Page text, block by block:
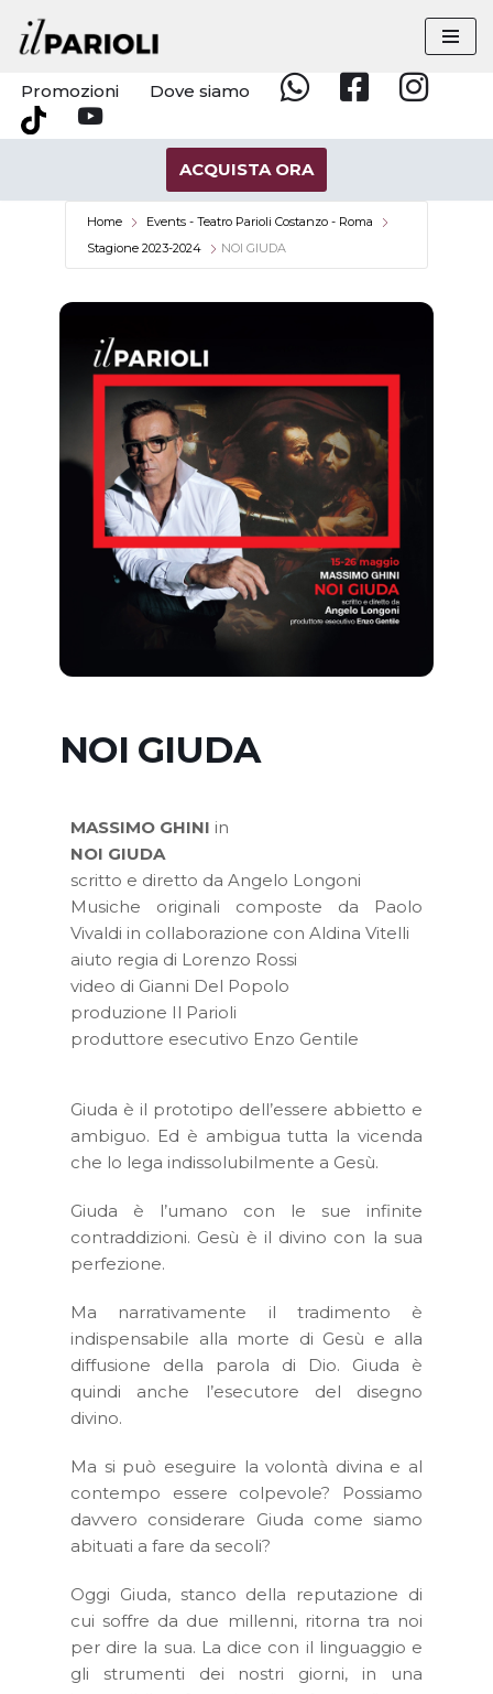
Vai
al
contenuto
Promozioni Dove siamo
WhatsappFacebookInstagram
Tik
YouTube
ACQUISTA ORA
Home
Events - Teatro Parioli Costanzo - Roma
Stagione 2023-2024
NOI GIUDA
NOI GIUDA
MASSIMO GHINI in
NOI GIUDA
scritto e diretto da Angelo Longoni
Musiche originali composte da Paolo
Vivaldi in collaborazione con Aldina Vitelli
aiuto regia di Lorenzo Rossi
video di Gianni Del Popolo
produzione Il Parioli
produttore esecutivo Enzo Gentile
Giuda è il prototipo dell’essere abbietto e
ambiguo. Ed è ambigua tutta la vicenda
che lo lega indissolubilmente a Gesù.
Giuda è l’umano con le sue infinite
contraddizioni. Gesù è il divino con la sua
perfezione.
Ma narrativamente il tradimento è
indispensabile alla morte di Gesù e alla
diffusione della parola di Dio. Giuda è
quindi anche l’esecutore del disegno
divino.
Ma si può eseguire la volontà divina e al
contempo essere colpevole? Possiamo
davvero considerare Giuda come siamo
abituati a fare da secoli?
Oggi Giuda, stanco della reputazione di
cui soffre da due millenni, ritorna tra noi
per dire la sua. La dice con il linguaggio e
gli strumenti dei nostri giorni, in una